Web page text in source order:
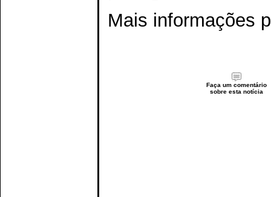
Mais informações
Faça um comentário
sobre esta notícia